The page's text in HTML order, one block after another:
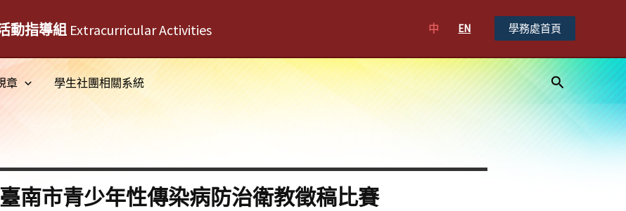
動指導組 Extracurricular Activities 中 EN 學務處首頁
章 學生社團相關系統
搜
尋
臺南市青少年性傳染病防治衛教徵稿比賽